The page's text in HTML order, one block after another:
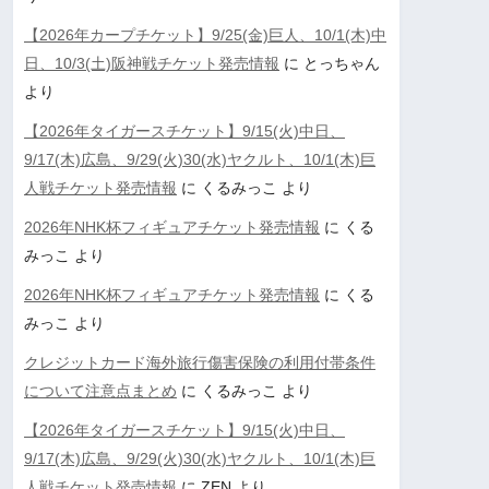
【2026年カープチケット】9/25(金)巨人、10/1(木)中
日、10/3(土)阪神戦チケット発売情報 に とっちゃん
より
【2026年タイガースチケット】9/15(火)中日、
9/17(木)広島、9/29(火)30(水)ヤクルト、10/1(木)巨
人戦チケット発売情報 に くるみっこ より
2026年NHK杯フィギュアチケット発売情報 に くる
みっこ より
2026年NHK杯フィギュアチケット発売情報 に くる
みっこ より
クレジットカード海外旅行傷害保険の利用付帯条件
について注意点まとめ に くるみっこ より
【2026年タイガースチケット】9/15(火)中日、
9/17(木)広島、9/29(火)30(水)ヤクルト、10/1(木)巨